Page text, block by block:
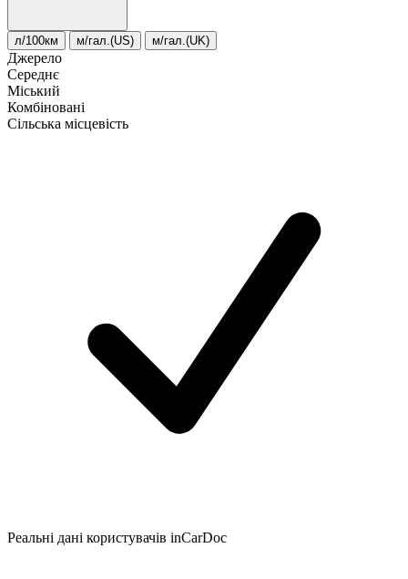
л/100км м/гал.(US) м/гал.(UK)
Джерело
Середнє
Міський
Комбіновані
Сільська місцевість
Реальні дані користувачів inCarDoc